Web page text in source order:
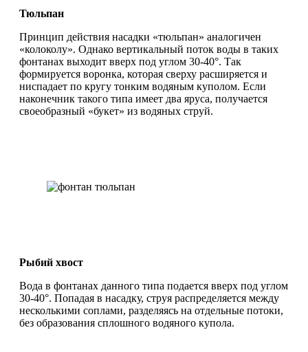
Тюльпан
Принцип действия насадки «тюльпан» аналогичен
«колоколу». Однако вертикальный поток воды в таких
фонтанах выходит вверх под углом 30-40°. Так
формируется воронка, которая сверху расширяется и
ниспадает по кругу тонким водяным куполом. Если
наконечник такого типа имеет два яруса, получается
своеобразный «букет» из водяных струй.
Рыбий хвост
Вода в фонтанах данного типа подается вверх под углом
30-40°. Попадая в насадку, струя распределяется между
несколькими соплами, разделяясь на отдельные потоки,
без образования сплошного водяного купола.